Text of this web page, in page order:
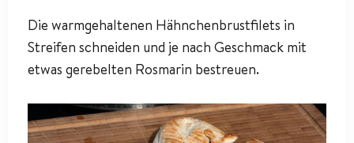
Die warmgehaltenen Hähnchenbrustfilets in
Streifen schneiden und je nach Geschmack mit
etwas gerebelten Rosmarin bestreuen.